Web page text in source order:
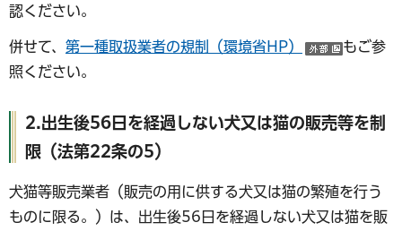
認ください。
併せて、 第一種取扱業者の規制（環境省HP）
（外部
もご参
照ください。
2.出生後56日を経過しない犬又は猫の販売等を制
限（法第22条の5）
犬猫等販売業者（販売の用に供する犬又は猫の繁殖を行う
ものに限る。）は、出生後56日を経過しない犬又は猫を販